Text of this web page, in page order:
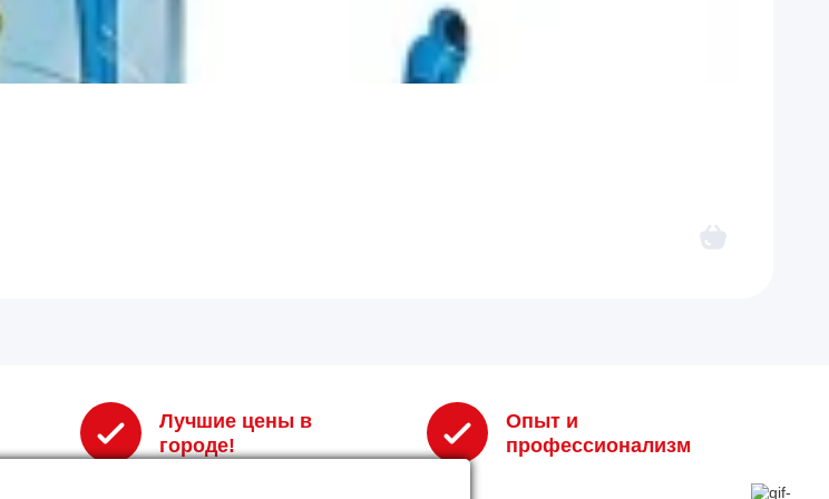
Лучшие цены в
городе!
Опыт и
профессионализм